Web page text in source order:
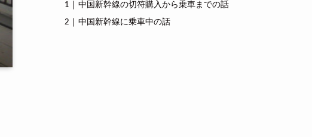
中国新幹線の切符購入から乗車までの話
中国新幹線に乗車中の話